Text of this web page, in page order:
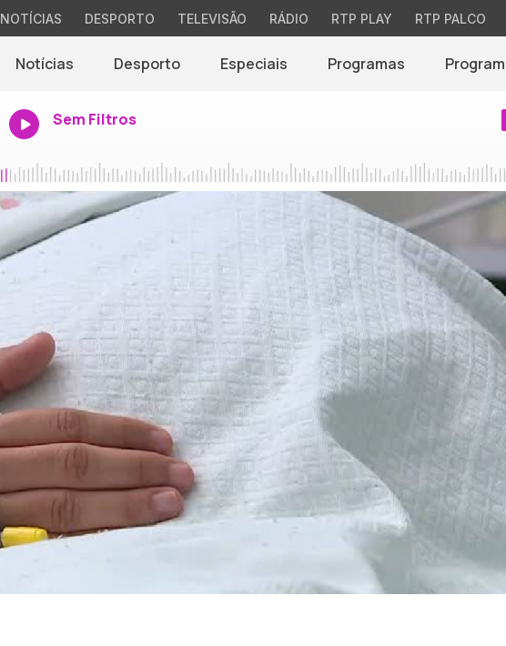
NOTÍCIAS DESPORTO TELEVISÃO RÁDIO RTP PLAY RTP PALCO
Notícias Desporto Especiais Programas
Sem Filtros